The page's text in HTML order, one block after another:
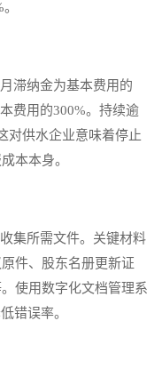
滞纳金为基本费用的
费用的300%。持续逾
对供水企业意味着停止
本本身。
集所需文件。关键材料
件、股东名册更新证
使用数字化文档管理系
错误率。